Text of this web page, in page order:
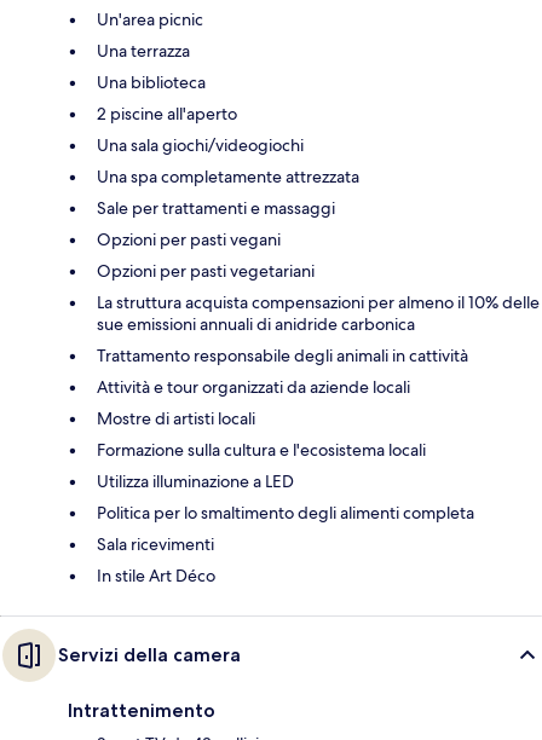
Un'area picnic
Una terrazza
Una biblioteca
2 piscine all'aperto
Una sala giochi/videogiochi
Una spa completamente attrezzata
Sale per trattamenti e massaggi
Opzioni per pasti vegani
Opzioni per pasti vegetariani
La struttura acquista compensazioni per almeno il 10% delle
sue emissioni annuali di anidride carbonica
Trattamento responsabile degli animali in cattività
Attività e tour organizzati da aziende locali
Mostre di artisti locali
Formazione sulla cultura e l'ecosistema locali
Utilizza illuminazione a LED
Politica per lo smaltimento degli alimenti completa
Sala ricevimenti
In stile Art Déco
Servizi della camera
Intrattenimento